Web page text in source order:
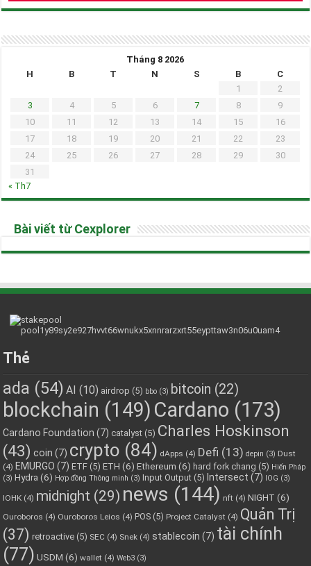
Tháng 8 2026
H
B T N S B
C
1
2
3
4 5 6 7 8
9
10
11 12 13 14 15
16
17
18 19 20 21 22
23
24
25 26 27 28 29
30
31
« Th7
Bài viết từ Cexplorer
Thẻ
ada (54) AI (10) airdrop (5) bbo (3) bitcoin (22)
blockchain (149) Cardano (173)
Cardano Foundation (7) catalyst (5) Charles Hoskinson
(43) coin (7) crypto (84) dApps (4) Defi (13) depin (3) Dust
(4) EMURGO (7) ETF (5) ETH (6) Ethereum (6) hard fork chang (5) Hiến Pháp
(3) Hydra (6) Hợp đồng Thông minh (3) Input Output (5) Intersect (7) IOG (3)
IOHK (4) midnight (29) news (144) nft (4) NIGHT (6)
Ouroboros (4) Ouroboros Leios (4) POS (5) Project Catalyst (4) Quản Trị
(37) retroactive (5) SEC (4) Snek (4) stablecoin (7) tài chính
(77) USDM (6) wallet (4) Web3 (3)